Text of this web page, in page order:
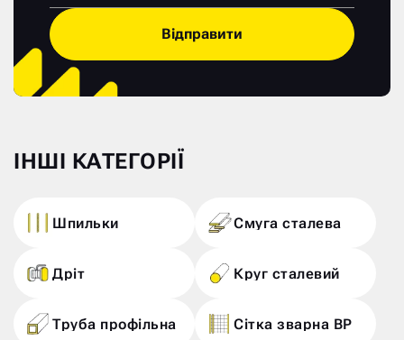
Відправити
ІНШІ КАТЕГОРІЇ
Шпильки Смуга сталева
Дріт Круг сталевий
Труба профільна Сітка зварна ВР